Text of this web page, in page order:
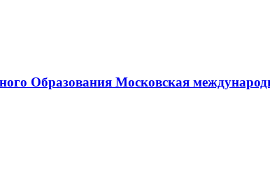
Образования Московская